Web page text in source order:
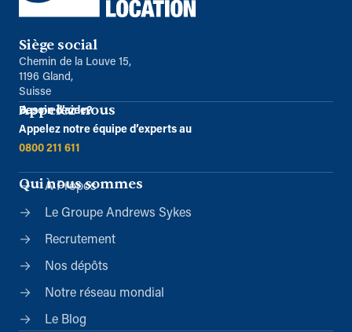
Siège social
Chemin de la Louve 15,
1196 Gland,
Suisse
Appelez-nous
Besoin d’aide?
Appelez notre équipe d’experts au
0800 211 611
Qui nous sommes
À Propos
Le Groupe Andrews Sykes
Recrutement
Nos dépôts
Notre réseau mondial
Le Blog